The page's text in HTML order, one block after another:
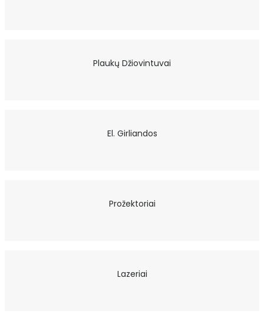
Plaukų Džiovintuvai
El. Girliandos
Prožektoriai
Lazeriai